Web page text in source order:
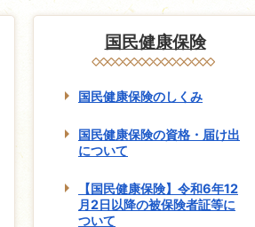
国民健康保険
国民健康保険のしくみ
国民健康保険の資格・届け出
について
【国民健康保険】令和6年12
月2日以降の被保険者証等に
ついて